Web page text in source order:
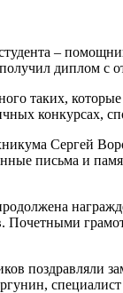
–
диплом с
таких,
Сергей
письма и
Почетными
поздравляли